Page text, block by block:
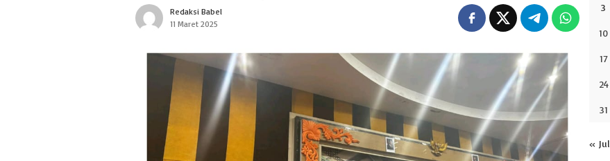
Redaksi Babel
11 Maret 2025
3
10
17
24
31
« Jul